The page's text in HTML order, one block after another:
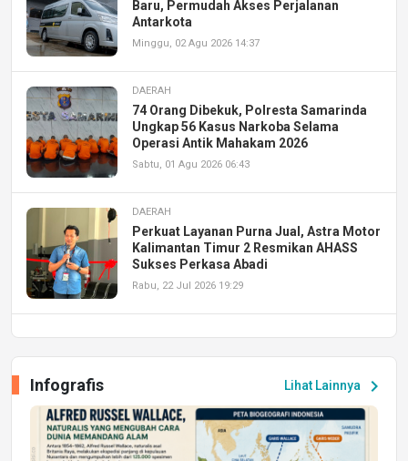
Baru, Permudah Akses Perjalanan
Antarkota
Minggu, 02 Agu 2026 14:37
DAERAH
74 Orang Dibekuk, Polresta Samarinda
Ungkap 56 Kasus Narkoba Selama
Operasi Antik Mahakam 2026
Sabtu, 01 Agu 2026 06:43
DAERAH
Perkuat Layanan Purna Jual, Astra Motor
Kalimantan Timur 2 Resmikan AHASS
Sukses Perkasa Abadi
Rabu, 22 Jul 2026 19:29
Peluang Kerja dan Magang
Jumat, 17 Jul 2026 22:30
DAERAH
Lihat Lainnya chevron_right
Infografis